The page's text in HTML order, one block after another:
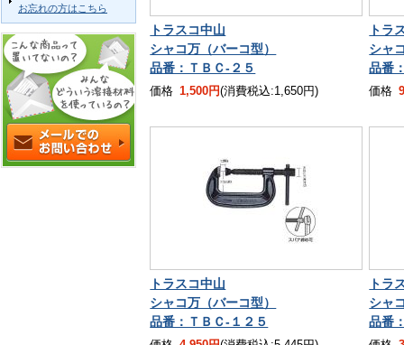
お忘れの方はこちら
トラスコ中山
シャコ万（バーコ型）
品番：ＴＢＣ-２５
価格 1,500円(消費税込:1,650円)
トラ
シャ
品番
価格
トラスコ中山
シャコ万（バーコ型）
品番：ＴＢＣ-１２５
トラ
シャ
品番